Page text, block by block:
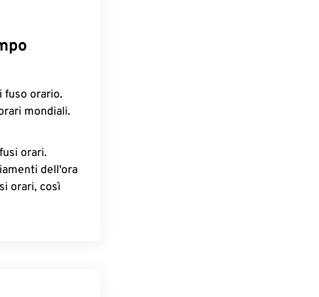
fuso orario.
mondiali.
orari.
dell'ora
orari, così